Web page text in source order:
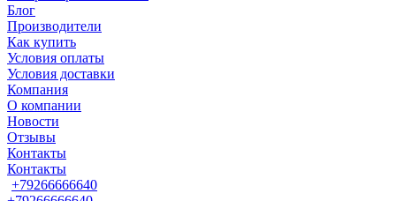
Блог
Производители
Как купить
Условия оплаты
Условия доставки
Компания
О компании
Новости
Отзывы
Контакты
Контакты
+79266666640